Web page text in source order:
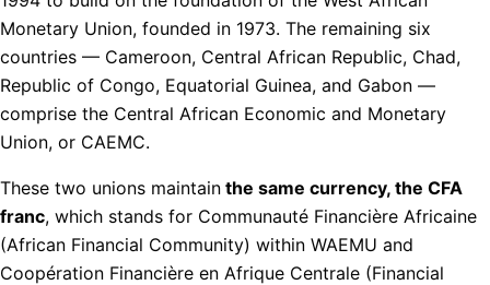
Monetary Union, founded in 1973. The remaining six
countries — Cameroon, Central African Republic, Chad,
Republic of Congo, Equatorial Guinea, and Gabon —
comprise the Central African Economic and Monetary
Union, or CAEMC.
These two unions maintain the same currency, the CFA
franc, which stands for Communauté Financière Africaine
(African Financial Community) within WAEMU and
Coopération Financière en Afrique Centrale (Financial